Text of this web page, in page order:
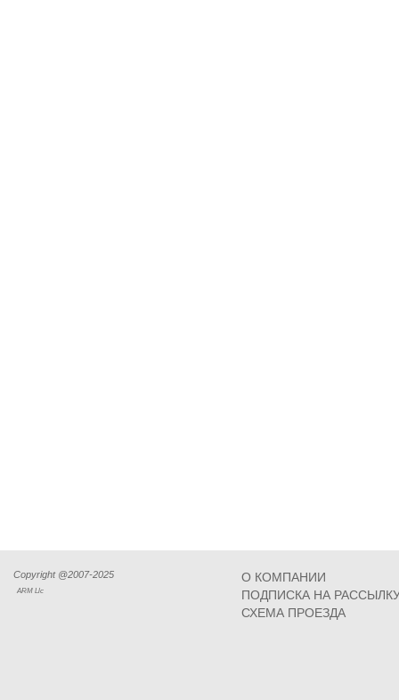
Copyright @2007-2025
ARM Llc
О КОМПАНИИ
ПОДПИСКА НА
СХЕМА ПРОЕЗДА